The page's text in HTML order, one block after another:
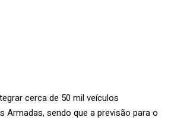
cerca de 50 mil veículos
Armadas, sendo que a previsão para o